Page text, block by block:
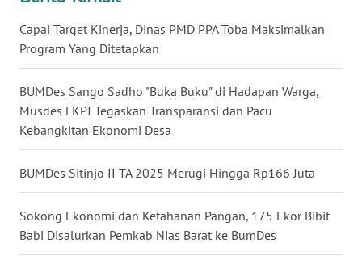
Capai Target Kinerja, Dinas PMD PPA Toba Maksimalkan
Program Yang Ditetapkan
BUMDes Sango Sadho "Buka Buku" di Hadapan Warga,
Musdes LKPJ Tegaskan Transparansi dan Pacu
Kebangkitan Ekonomi Desa
BUMDes Sitinjo II TA 2025 Merugi Hingga Rp166 Juta
Sokong Ekonomi dan Ketahanan Pangan, 175 Ekor Bibit
Babi Disalurkan Pemkab Nias Barat ke BumDes
WN
SUMSEL
WN
BENGKULU
WN
LAMPUNG
WN
JATENG